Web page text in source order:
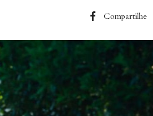
Compartilhe